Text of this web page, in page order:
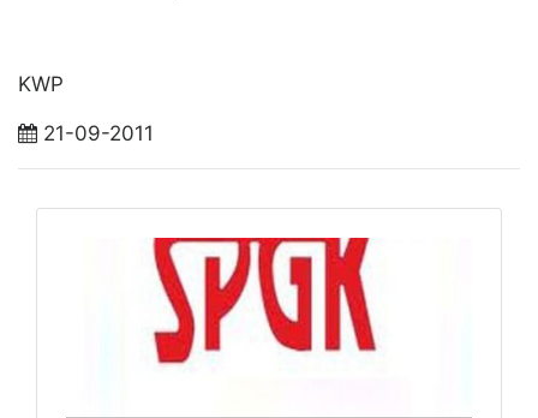
KWP
21-09-2011